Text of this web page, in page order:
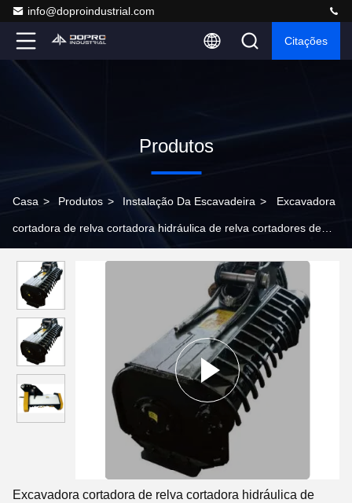
info@doproindustrial.com
Citações
Produtos
Casa > Produtos > Instalação Da Escavadeira > Excavadora
cortadora de relva cortadora hidráulica de relva cortadores de
KOBELCO
Excavadora cortadora de relva cortadora hidráulica de